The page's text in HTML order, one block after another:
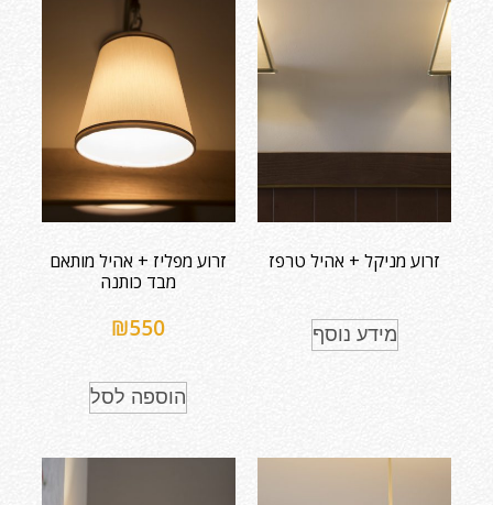
זרוע מניקל + אהיל טרפז
מידע נוסף
זרוע מפליז + אהיל מותאם
מבד כותנה
₪550
הוספה לסל